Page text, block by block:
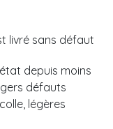
livré sans défaut
depuis moins
défauts
légères